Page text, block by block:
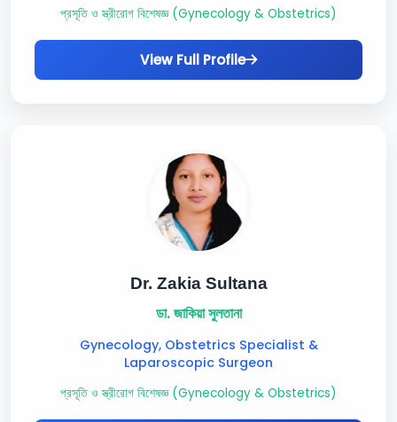
প্রসূতি ও স্ত্রীরোগ বিশেষজ্ঞ (Gynecology & Obstetrics)
View Full Profile
Dr. Zakia Sultana
ডা. জাকিয়া সুলতানা
Gynecology, Obstetrics Specialist &
Laparoscopic Surgeon
প্রসূতি ও স্ত্রীরোগ বিশেষজ্ঞ (Gynecology & Obstetrics)